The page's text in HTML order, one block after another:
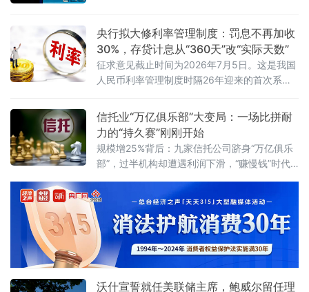
需基本面，成为主导价格的核心变量。6月10
日，国际原油市场经历了一场“双重驱动”的剧烈
波动。当日早盘，受美军对伊朗发动新一轮空
袭消息影响，WTI原油期货价格上涨1.63%，布
央行拟大修利率管理制度：罚息不再加收
30%，存贷计息从“360天”改“实际天数”
征求意见截止时间为2026年7月5日。这是我国
人民币利率管理制度时隔26年迎来的首次系统
贷款利率管理，明确央行与金融机构的职责，
同时整合散落在多份老旧规
信托业“万亿俱乐部”大变局：一场比拼耐
力的“持久赛”刚刚开始
规模增25%背后：九家信托公司跻身“万亿俱乐
部”，过半机构却遭遇利润下滑，“赚慢钱”时代
业务三分类新规三年过渡期正式画上句号。这
场自2023年3月启动、被称为行业近十年最大
业务改革的制度重塑，以一份沉甸甸的成绩单
落下帷幕——全行业受托资产规模突破34万亿
元，创出历史新高。三年前，原银保监会发
布“三分类新规”，将信托业务划
沃什宣誓就任美联储主席，鲍威尔留任理